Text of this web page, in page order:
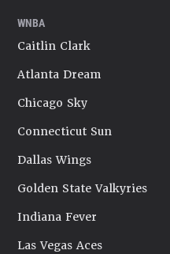
WNBA
Caitlin Clark
Atlanta Dream
Chicago Sky
Connecticut Sun
Dallas Wings
Golden State Valkyries
Indiana Fever
Las Vegas Aces